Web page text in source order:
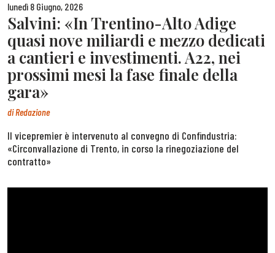
lunedì 8 Giugno, 2026
Salvini: «In Trentino-Alto Adige
quasi nove miliardi e mezzo dedicati
a cantieri e investimenti. A22, nei
prossimi mesi la fase finale della
gara»
diRedazione
Il vicepremier è intervenuto al convegno di Confindustria:
«Circonvallazione di Trento, in corso la rinegoziazione del
contratto»